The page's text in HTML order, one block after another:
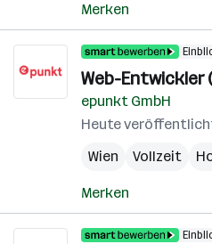
Merken
Web-Entwickler
epunkt GmbH
Heute
Wien
Vollzeit
Merken